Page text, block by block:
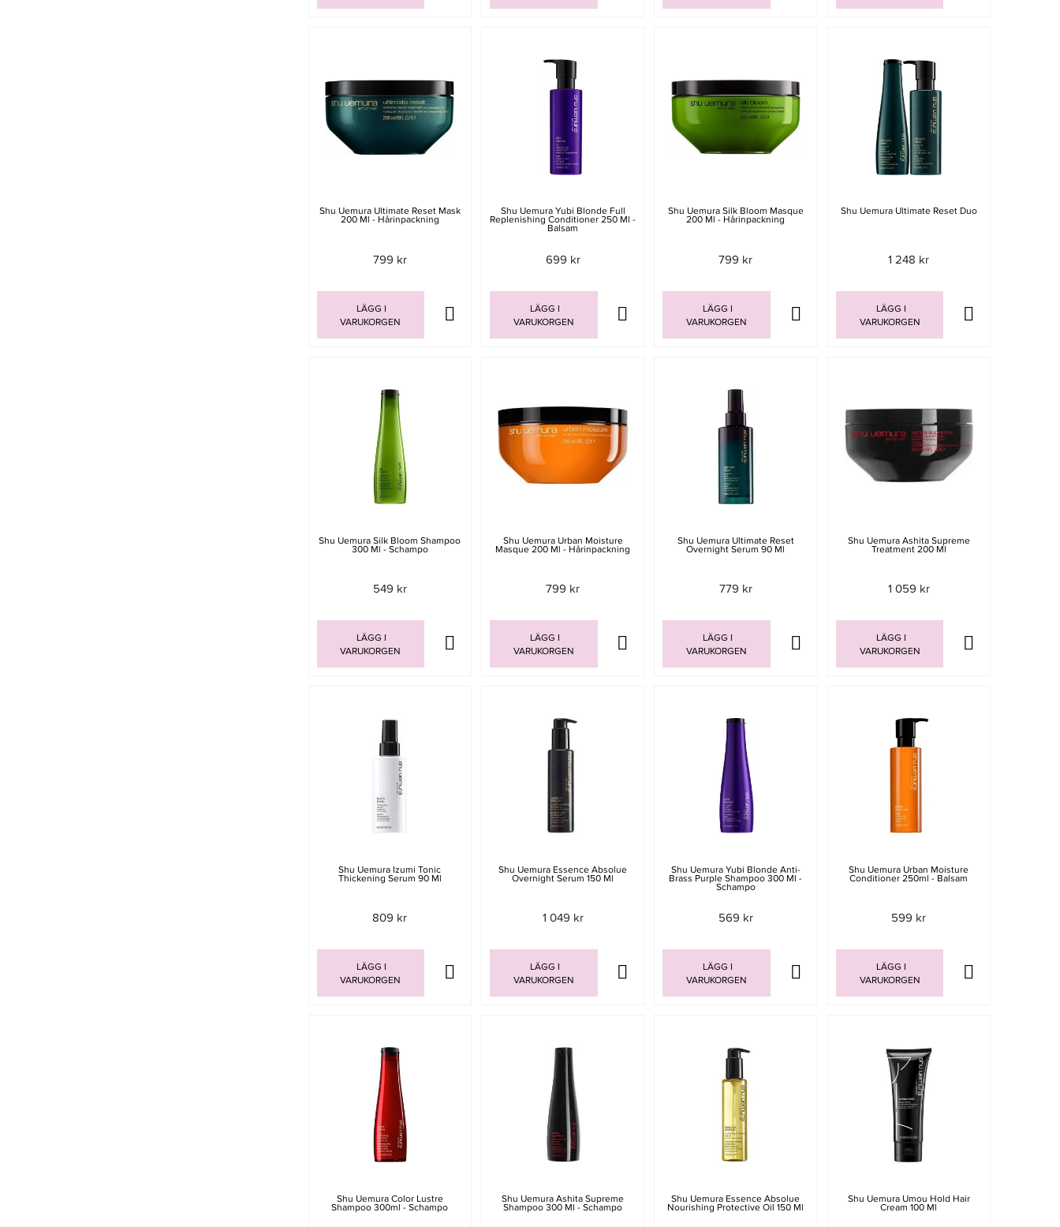
Shu Uemura Ultimate Reset Mask
200 Ml - Hårinpackning
799 kr
LÄGG I
VARUKORGEN
Shu Uemura Yubi Blonde Full
Replenishing Conditioner 250 Ml -
Balsam
699 kr
LÄGG I
VARUKORGEN
Shu Uemura Silk Bloom Masque
200 Ml - Hårinpackning
799 kr
LÄGG I
VARUKORGEN
Shu Uemura Ultimate Reset Duo
1 248 kr
LÄGG I
VARUKORGEN
Shu Uemura Silk Bloom Shampoo
300 Ml - Schampo
549 kr
LÄGG I
VARUKORGEN
Shu Uemura Urban Moisture
Masque 200 Ml - Hårinpackning
799 kr
LÄGG I
VARUKORGEN
Shu Uemura Ultimate Reset
Overnight Serum 90 Ml
779 kr
LÄGG I
VARUKORGEN
Shu Uemura Ashita Supreme
Treatment 200 Ml
1 059 kr
LÄGG I
VARUKORGEN
Shu Uemura Izumi Tonic
Thickening Serum 90 Ml
809 kr
LÄGG I
VARUKORGEN
Shu Uemura Essence Absolue
Overnight Serum 150 Ml
1 049 kr
LÄGG I
VARUKORGEN
Shu Uemura Yubi Blonde Anti-
Brass Purple Shampoo 300 Ml -
Schampo
569 kr
LÄGG I
VARUKORGEN
Shu Uemura Urban Moisture
Conditioner 250ml - Balsam
599 kr
LÄGG I
VARUKORGEN
Shu Uemura Color Lustre
Shampoo 300ml - Schampo
Shu Uemura Ashita Supreme
Shampoo 300 Ml - Schampo
Shu Uemura Essence Absolue
Nourishing Protective Oil 150 Ml
Shu Uemura Umou Hold Hair
Cream 100 Ml